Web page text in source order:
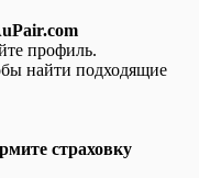
профиль.
найти подходящие
страховку